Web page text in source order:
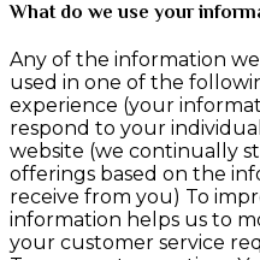
What do we use your
Any of the information
used in one of the
experience (your
respond to your
website (we continually
offerings based on the
receive from you) To
information helps us to
your customer service